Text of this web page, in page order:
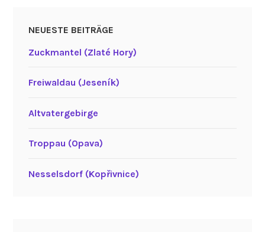
NEUESTE BEITRÄGE
Zuckmantel (Zlaté Hory)
Freiwaldau (Jeseník)
Altvatergebirge
Troppau (Opava)
Nesselsdorf (Kopřivnice)